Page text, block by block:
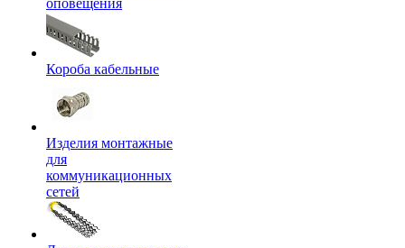
оповещения
Короба кабельные
Изделия монтажные
для
коммуникационных
сетей